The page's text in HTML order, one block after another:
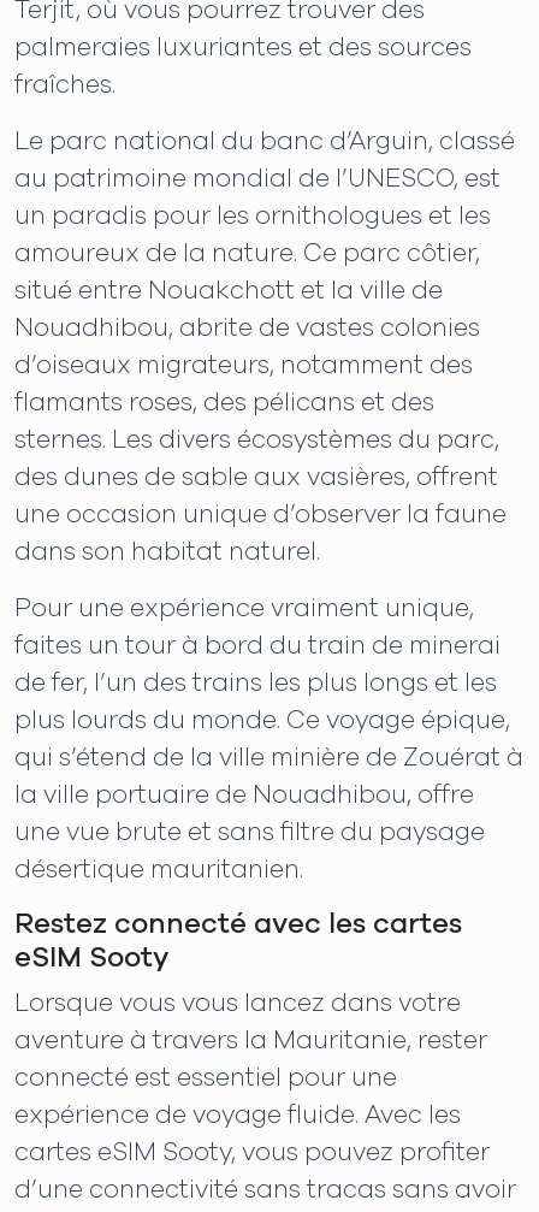
Terjit, où vous pourrez trouver des
palmeraies luxuriantes et des sources
fraîches.
Le parc national du banc d’Arguin, classé
au patrimoine mondial de l’UNESCO, est
un paradis pour les ornithologues et les
amoureux de la nature. Ce parc côtier,
situé entre Nouakchott et la ville de
Nouadhibou, abrite de vastes colonies
d’oiseaux migrateurs, notamment des
flamants roses, des pélicans et des
sternes. Les divers écosystèmes du parc,
des dunes de sable aux vasières, offrent
une occasion unique d’observer la faune
dans son habitat naturel.
Pour une expérience vraiment unique,
faites un tour à bord du train de minerai
de fer, l’un des trains les plus longs et les
plus lourds du monde. Ce voyage épique,
qui s’étend de la ville minière de Zouérat à
la ville portuaire de Nouadhibou, offre
une vue brute et sans filtre du paysage
désertique mauritanien.
Restez connecté avec les cartes
eSIM Sooty
Lorsque vous vous lancez dans votre
aventure à travers la Mauritanie, rester
connecté est essentiel pour une
expérience de voyage fluide. Avec les
cartes eSIM Sooty, vous pouvez profiter
d’une connectivité sans tracas sans avoir